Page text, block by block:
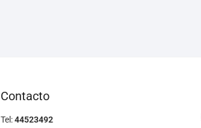
Contacto
Tel:44523492